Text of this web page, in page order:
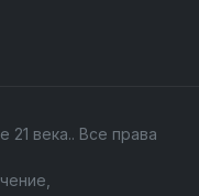
21 века.. Все права